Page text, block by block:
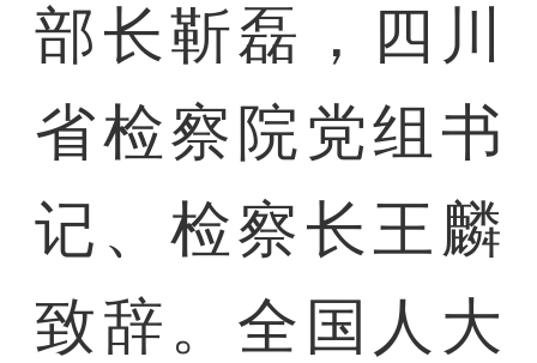
部长靳磊，四川
省检察院党组书
记、检察长王麟
致辞。全国人大